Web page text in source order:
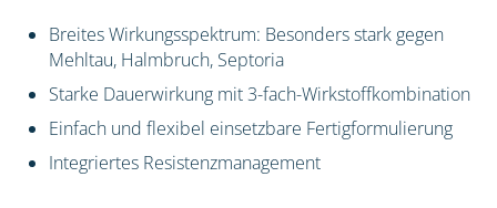
Breites Wirkungsspektrum: Besonders stark gegen
Mehltau, Halmbruch, Septoria
Starke Dauerwirkung mit 3-fach-Wirkstoffkombination
Einfach und flexibel einsetzbare Fertigformulierung
Integriertes Resistenzmanagement